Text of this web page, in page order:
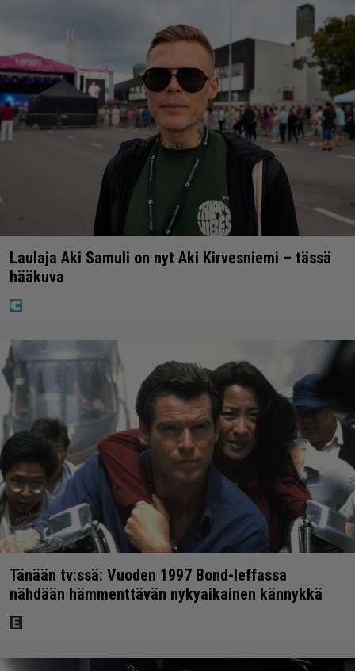
Laulaja Aki Samuli on nyt Aki Kirvesniemi – tässä
hääkuva
Tänään tv:ssä: Vuoden 1997 Bond-leffassa
nähdään hämmenttävän nykyaikainen kännykkä